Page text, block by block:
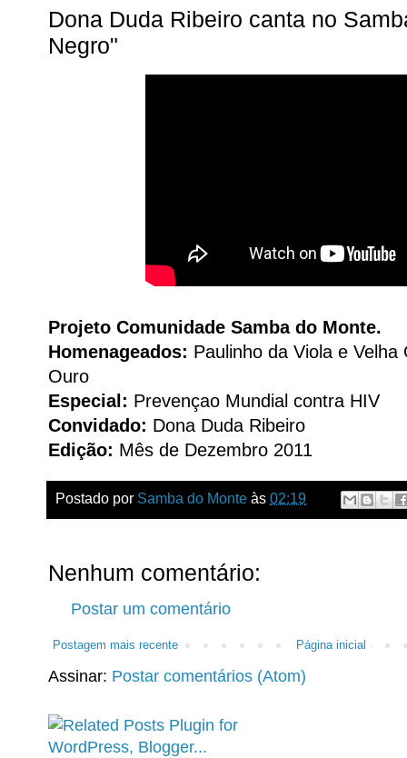
Dona Duda Ribeiro canta no
Negro"
Projeto Comunidade Samba do Monte.
Homenageados: Paulinho da Viola e
Ouro
Especial: Prevençao Mundial contra HIV
Convidado: Dona Duda Ribeiro
Edição: Mês de Dezembro 2011
Postado por Samba do Monte às 02:19
Nenhum comentário:
Postar um comentário
Postagem mais recente Página inicial
Assinar: Postar comentários (Atom)